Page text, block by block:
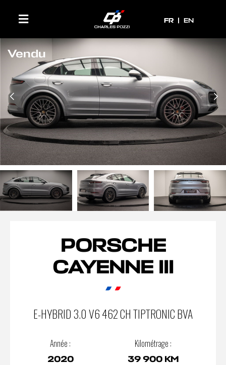
FR
FR EN
Vendu
PORSCHE
CAYENNE III
E-HYBRID 3.0 V6 462 CH TIPTRONIC BVA
Année :
2020
Kilométrage :
39 900 KM